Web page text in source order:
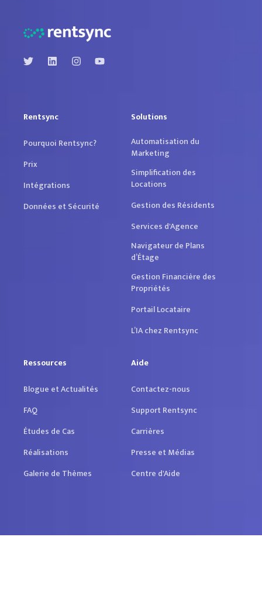
Accès prioritaire à l'assistance
Onboarding spécifique à l'équipe
Réserver une
Rentsync
Pourquoi Rentsync?
Prix
Intégrations
Données et Sécurité
Solutions
Automatisation du
Marketing
Simplification des
Locations
Gestion des Résidents
Services d'Agence
Navigateur de Plans
d’Étage
Gestion Financière des
Propriétés
Portail Locataire
L’IA chez Rentsync
Ressources
Blogue et Actualités
FAQ
Études de Cas
Réalisations
Galerie de Thèmes
Aide
Contactez-nous
Support Rentsync
Carrières
Presse et Médias
Centre d'Aide